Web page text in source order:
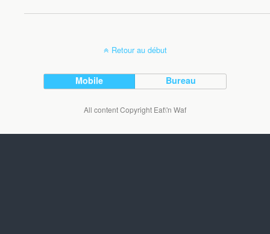
Retour au début
Mobile Bureau
All content Copyright Eat\'n Waf